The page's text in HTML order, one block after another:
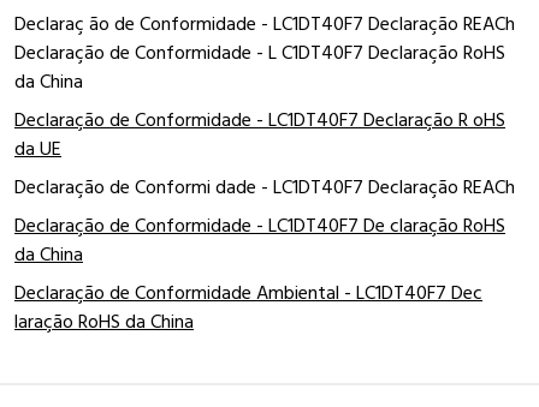
Declaraç ão de Conformidade - LC1DT40F7 Declaração REACh
Declaração de Conformidade - L C1DT40F7 Declaração RoHS
da China
Declaração de Conformidade - LC1DT40F7 Declaração R oHS
da UE
Declaração de Conformi dade - LC1DT40F7 Declaração REACh
Declaração de Conformidade - LC1DT40F7 De claração RoHS
da China
Declaração de Conformidade Ambiental - LC1DT40F7 Dec
laração RoHS da China